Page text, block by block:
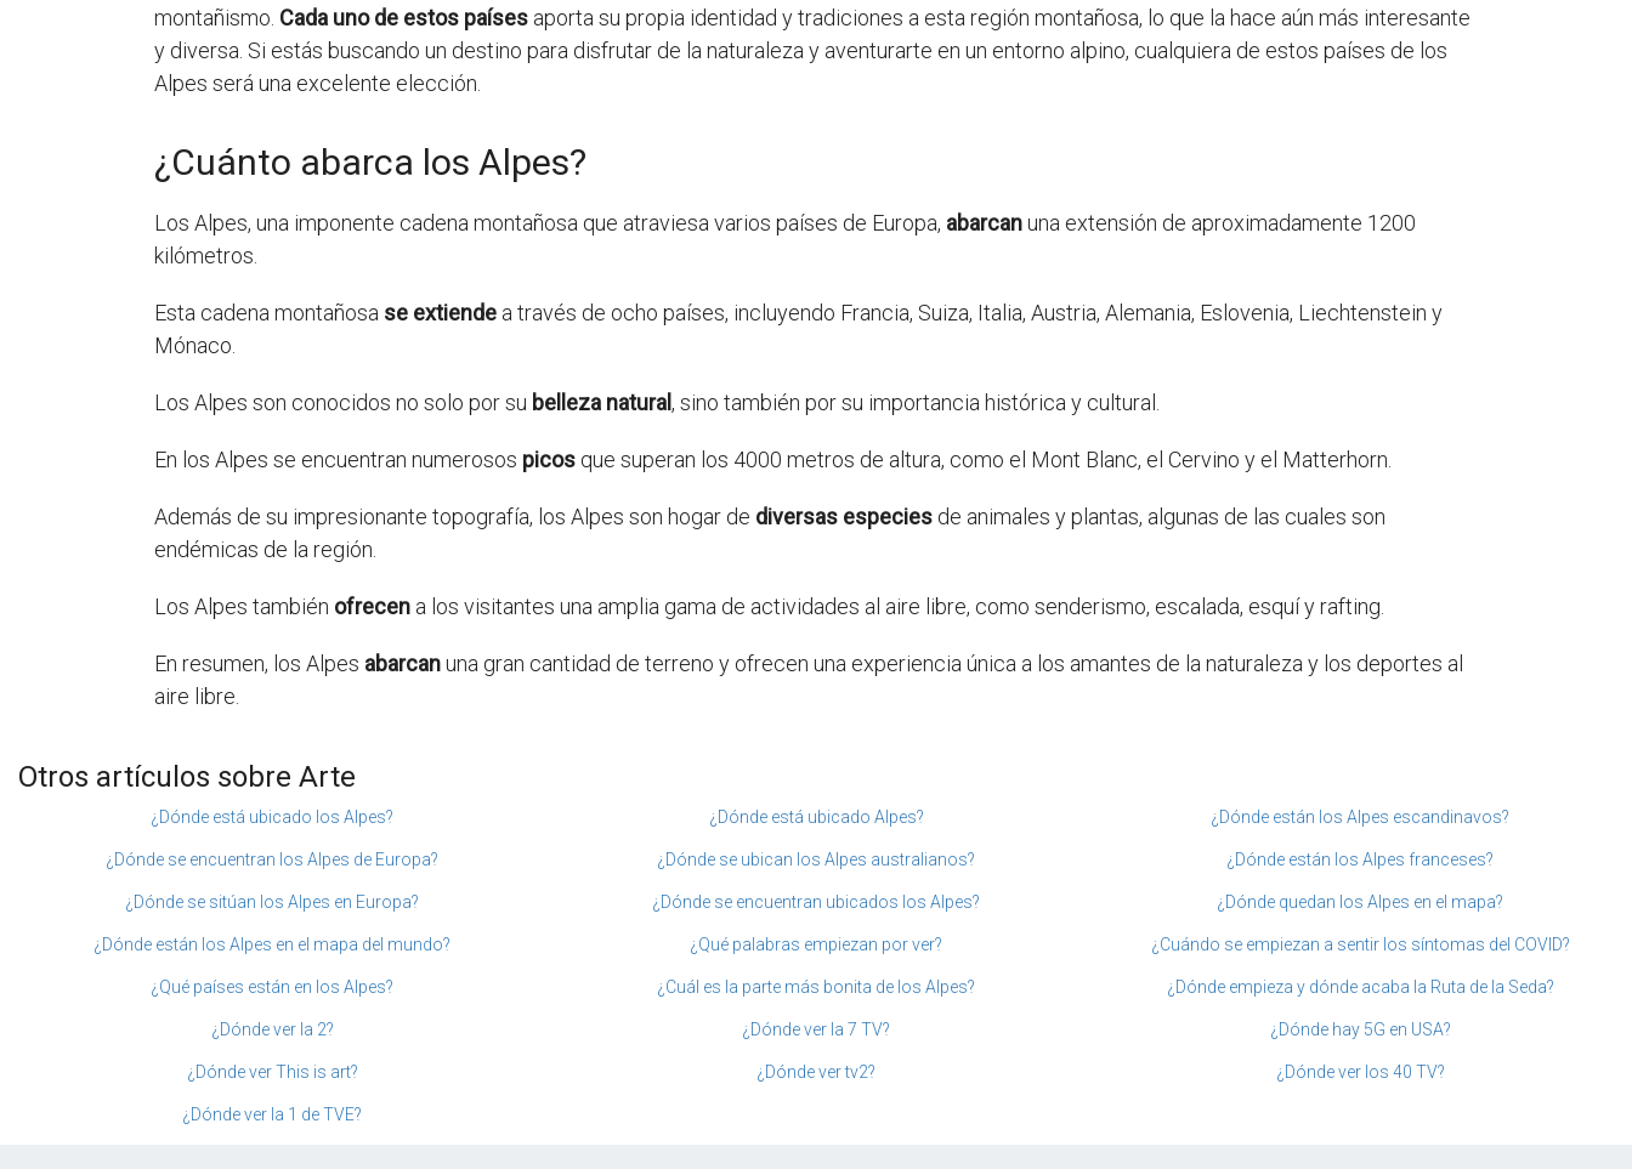
montañismo. Cada uno de estos países aporta su propia identidad y tradiciones a esta región montañosa, lo que la hace aún más interesante
y diversa. Si estás buscando un destino para disfrutar de la naturaleza y aventurarte en un entorno alpino, cualquiera de estos países de los
Alpes será una excelente elección.
¿Cuánto abarca los Alpes?
Los Alpes, una imponente cadena montañosa que atraviesa varios países de Europa, abarcanuna extensión de aproximadamente 1200
kilómetros.
Esta cadena montañosa se extiende a través de ocho países, incluyendo Francia, Suiza, Italia, Austria, Alemania, Eslovenia, Liechtenstein y
Mónaco.
Los Alpes son conocidos no solo por su belleza natural, sino también por su importancia histórica y cultural.
En los Alpes se encuentran numerosos picos que superan los 4000 metros de altura, como el Mont Blanc, el Cervino y el Matterhorn.
Además de su impresionante topografía, los Alpes son hogar de diversas especies de animales y plantas, algunas de las cuales son
endémicas de la región.
Los Alpes también ofrecen a los visitantes una amplia gama de actividades al aire libre, como senderismo, escalada, esquí y rafting.
En resumen, los Alpes abarcanuna gran cantidad de terreno y ofrecen una experiencia única a los amantes de la naturaleza y los deportes al
aire libre.
Otros artículos sobre Arte
¿Dónde está ubicado los Alpes? ¿Dónde está ubicado Alpes? ¿Dónde están los Alpes escandinavos?
¿Dónde se encuentran los Alpes de Europa? ¿Dónde se ubican los Alpes australianos? ¿Dónde están los Alpes franceses?
¿Dónde se sitúan los Alpes en Europa? ¿Dónde se encuentran ubicados los Alpes? ¿Dónde quedan los Alpes en el mapa?
¿Dónde están los Alpes en el mapa del mundo? ¿Qué palabras empiezan por ver? ¿Cuándo se empiezan a sentir los síntomas del COVID?
¿Qué países están en los Alpes? ¿Cuál es la parte más bonita de los Alpes? ¿Dónde empieza y dónde acaba la Ruta de la Seda?
¿Dónde ver la 2? ¿Dónde ver la 7 TV? ¿Dónde hay 5G en USA?
¿Dónde ver This is art? ¿Dónde ver tv2? ¿Dónde ver los 40 TV?
¿Dónde ver la 1 de TVE?